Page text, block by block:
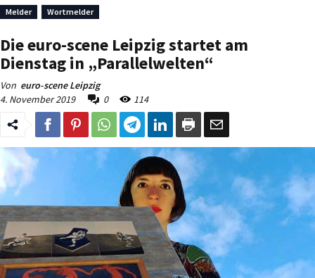
Melder Wortmelder
Die euro-scene Leipzig startet am
Dienstag in „Parallelwelten“
Von euro-scene Leipzig
4. November 2019
0 114